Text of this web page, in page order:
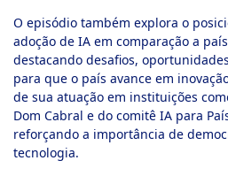
O episódio também explora o
adoção de IA em comparação a
destacando desafios,
para que o país avance em
de sua atuação em instituições
Dom Cabral e do comitê IA para
reforçando a importância de
tecnologia.